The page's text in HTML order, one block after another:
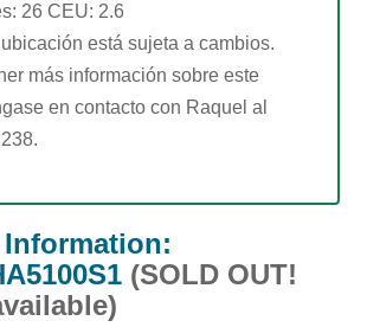
26 CEU: 2.6
ubicación está sujeta a cambios.
más información sobre este
en contacto con Raquel al
(SOLD OUT!